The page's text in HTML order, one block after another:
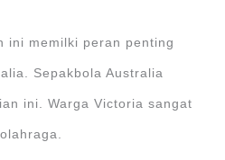
ini memilki peran penting
Sepakbola Australia
ini. Warga Victoria sangat